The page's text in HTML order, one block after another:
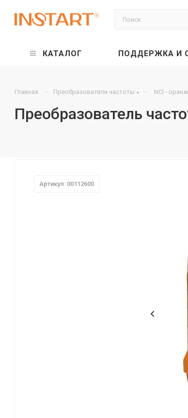
КАТАЛОГ ПОДДЕРЖКА И
Главная — Преобразователи частоты — NCI -
Преобразователь
Артикул: 00112600